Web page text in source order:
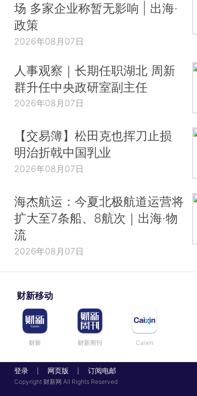
场 多家企业称暂无影响 | 出海·
政策
2026年08月07日
人事观察｜长期任职湖北 周新
群升任中央政研室副主任
2026年08月07日
【交易簿】松田克也挥刀止损
明治折戟中国乳业
2026年08月07日
海杰航运：今夏北极航道运营将
扩大至7条船、8航次｜出海·物
流
2026年08月07日
财新移动
财新 财新周刊 Caixin
登录 网页版 订阅电邮
Copyright 财新网 All Rights Reserved